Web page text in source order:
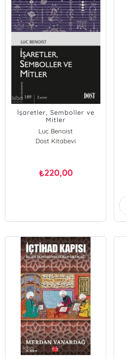
İşaretler, Semboller ve
Mitler
Luc Benoist
Dost Kitabevi
₺220,00